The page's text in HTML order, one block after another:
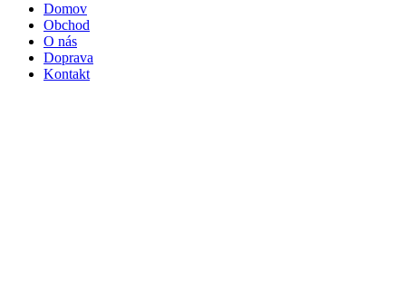
Domov
Obchod
O nás
Doprava
Kontakt